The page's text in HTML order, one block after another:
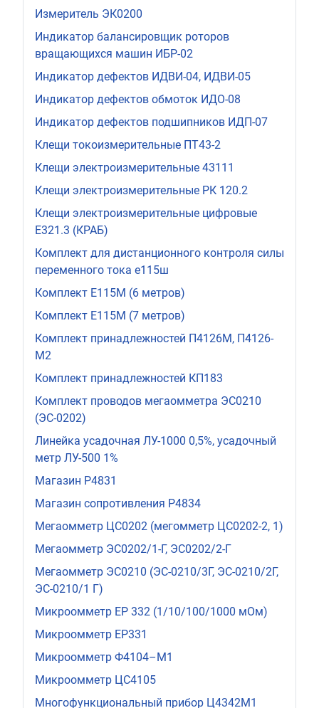
Измеритель ЭК0200
Индикатор балансировщик роторов
вращающихся машин ИБР-02
Индикатор дефектов ИДВИ-04, ИДВИ-05
Индикатор дефектов обмоток ИДО-08
Индикатор дефектов подшипников ИДП-07
Клещи токоизмерительные ПТ43-2
Клещи электроизмерительные 43111
Клещи электроизмерительные РК 120.2
Клещи электроизмерительные цифровые
Е321.3 (КРАБ)
Комплект для дистанционного контроля силы
переменного тока е115ш
Комплект Е115М (6 метров)
Комплект Е115М (7 метров)
Комплект принадлежностей П4126М, П4126-
М2
Комплект принадлежностей КП183
Комплект проводов мегаомметра ЭС0210
(ЭС-0202)
Линейка усадочная ЛУ-1000 0,5%, усадочный
метр ЛУ-500 1%
Магазин Р4831
Магазин сопротивления Р4834
Мегаомметр ЦС0202 (мегомметр ЦС0202-2, 1)
Мегаомметр ЭС0202/1-Г, ЭС0202/2-Г
Мегаомметр ЭС0210 (ЭС-0210/3Г, ЭС-0210/2Г,
ЭС-0210/1 Г)
Микроомметр ЕР 332 (1/10/100/1000 мОм)
Микроомметр ЕР331
Микроомметр Ф4104–М1
Микроомметр ЦС4105
Многофункциональный прибор Ц4342М1